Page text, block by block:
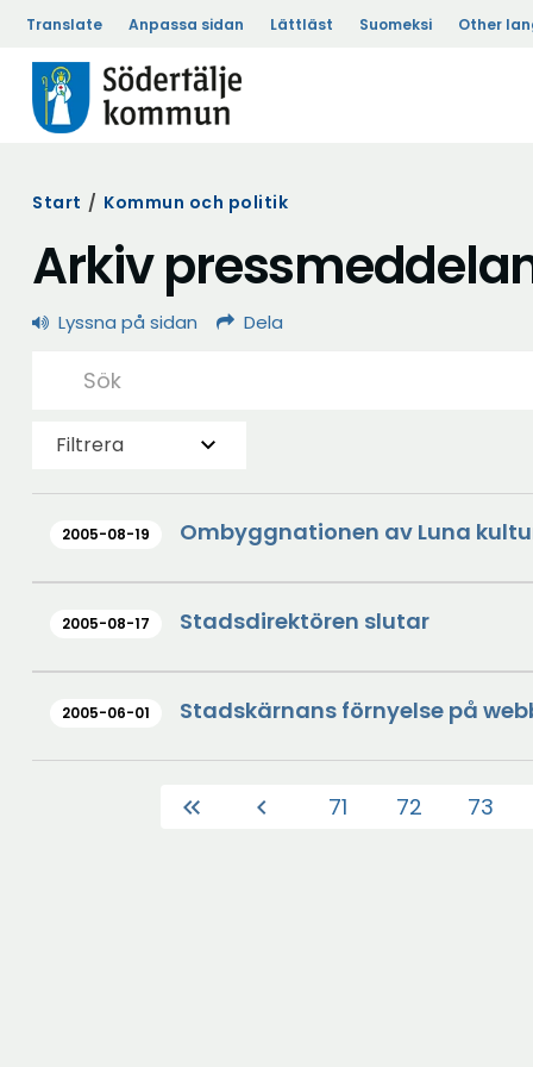
Translate Anpassa sidan Lättläst Suomeksi Other
Start / Kommun och politik
Arkiv
Lyssna på sidan Dela
Filtrera
2005-08-19 Ombyggnationen av Luna
2005-08-17 Stadsdirektören slutar
2005-06-01 Stadskärnans förnyelse på
keyboard_double_arrow_left chevron_left 71 72 73